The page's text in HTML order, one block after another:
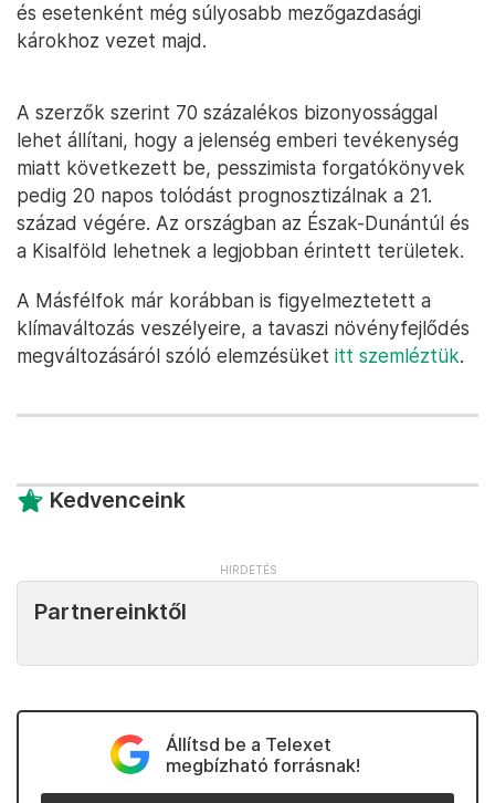
és esetenként még súlyosabb mezőgazdasági
károkhoz vezet majd.
A szerzők szerint 70 százalékos bizonyossággal
lehet állítani, hogy a jelenség emberi tevékenység
miatt következett be, pesszimista forgatókönyvek
pedig 20 napos tolódást prognosztizálnak a 21.
század végére. Az országban az Észak-Dunántúl és
a Kisalföld lehetnek a legjobban érintett területek.
A Másfélfok már korábban is figyelmeztetett a
klímaváltozás veszélyeire, a tavaszi növényfejlődés
megváltozásáról szóló elemzésüket itt szemléztük.
Kedvenceink
Partnereinktől
Állítsd be a Telexet
megbízható forrásnak!